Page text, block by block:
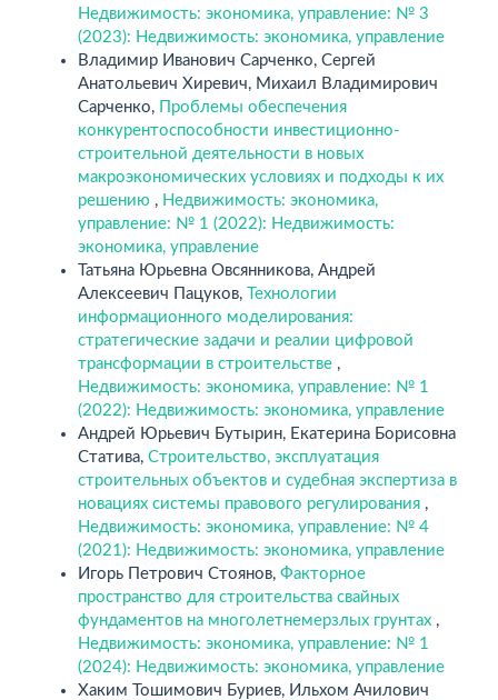
Недвижимость: экономика, управление: № 3
(2023): Недвижимость: экономика, управление
Владимир Иванович Сарченко, Сергей
Анатольевич Хиревич, Михаил Владимирович
Сарченко,
Проблемы обеспечения
конкурентоспособности инвестиционно-
строительной деятельности в новых
макроэкономических условиях и подходы к их
решению , Недвижимость: экономика,
управление: № 1 (2022): Недвижимость:
экономика, управление
Татьяна Юрьевна Овсянникова, Андрей
Алексеевич Пацуков,
Технологии
информационного моделирования:
стратегические задачи и реалии цифровой
трансформации в строительстве ,
Недвижимость: экономика, управление: № 1
(2022): Недвижимость: экономика, управление
Андрей Юрьевич Бутырин, Екатерина Борисовна
Статива, Строительство, эксплуатация
строительных объектов и судебная экспертиза в
новациях системы правового регулирования ,
Недвижимость: экономика, управление: № 4
(2021): Недвижимость: экономика, управление
Игорь Петрович Стоянов, Факторное
пространство для строительства свайных
фундаментов на многолетнемерзлых грунтах ,
Недвижимость: экономика, управление: № 1
(2024): Недвижимость: экономика, управление
Хаким Тошимович Буриев, Ильхом Ачилович